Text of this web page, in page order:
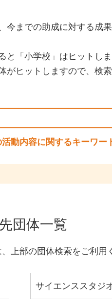
今までの助成に対する成
と「小学校」はヒットし
がヒットしますので、検
動内容に関するキーワー
団体一覧
上部の団体検索をご利用
サイエンススタジ